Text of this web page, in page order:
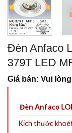
Đèn Anfaco
379T LED
Giá bán: Vui
Đèn Anfaco
Kích thước